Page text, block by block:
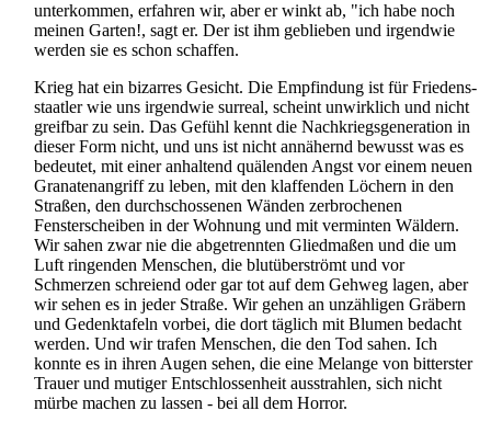
unterkommen, erfahren wir, aber er winkt ab, "ich habe noch
meinen Garten!, sagt er. Der ist ihm geblieben und irgendwie
werden sie es schon schaffen.
Krieg hat ein bizarres Gesicht. Die Empfindung ist für Friedens­
staatler wie uns irgendwie surreal, scheint unwirklich und nicht
greifbar zu sein. Das Gefühl kennt die Nachkriegsgeneration in
dieser Form nicht, und uns ist nicht annähernd bewusst was es
bedeutet, mit einer anhaltend quälenden Angst vor einem neuen
Granatenangriff zu leben, mit den klaffenden Löchern in den
Straßen, den durchschossenen Wänden zerbrochenen
Fensterscheiben in der Wohnung und mit verminten Wäldern.
Wir sahen zwar nie die abgetrennten Gliedmaßen und die um
Luft ringenden Menschen, die blutüberströmt und vor
Schmerzen schreiend oder gar tot auf dem Gehweg lagen, aber
wir sehen es in jeder Straße. Wir gehen an unzähligen Gräbern
und Gedenktafeln vorbei, die dort täglich mit Blumen bedacht
werden. Und wir trafen Menschen, die den Tod sahen. Ich
konnte es in ihren Augen sehen, die eine Melange von bitterster
Trauer und mutiger Entschlossenheit ausstrahlen, sich nicht
mürbe machen zu lassen - bei all dem Horror.